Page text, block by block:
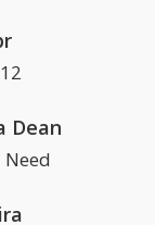
Dean